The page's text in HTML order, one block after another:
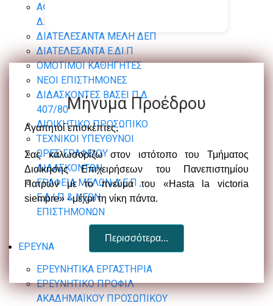
ΑΦΥΠΗΡΕΤΗΣΑΝΤΑ ΜΕΛΗ
Δ.Ε.Π
ΔΙΑΤΕΛΕΣΑΝΤΑ ΜΕΛΗ ΔΕΠ
ΔΙΑΤΕΛΕΣΑΝΤΑ Ε.ΔΙ.Π
ΟΜΟΤΙΜΟΙ ΚΑΘΗΓΗΤΕΣ
ΝΕΟΙ ΕΠΙΣΤΗΜΟΝΕΣ
ΔΙΔΑΣΚΟΝΤΕΣ ΒΑΣΕΙ Π.Δ.
407/80
ΔΙΟΙΚΗΤΙΚΟ ΠΡΟΣΩΠΙΚΟ
ΤΕΧΝΙΚΟΙ ΥΠΕΥΘΥΝΟΙ
ΩΡΕΣ ΓΡΑΦΕΙΟΥ
ΔΙΔΑΣΚΟΝΤΩΝ
ΓΡΑΦΕΙΑ ΜΕΛΩΝ Δ.Ε.Π ,
Ε.Δ.Ι.Π & ΝΕΩΝ
ΕΠΙΣΤΗΜΟΝΩΝ
ΕΡΕΥΝΑ
ΕΡΕΥΝΗΤΙΚΑ ΕΡΓΑΣΤΗΡΙΑ
ΕΡΕΥΝΗΤΙΚΟ ΠΡΟΦΙΛ
ΑΚΑΔΗΜΑΪΚΟΥ ΠΡΟΣΩΠΙΚΟΥ
Μήνυμα Προέδρου
Αγαπητοί επισκέπτες,
Σας καλωσορίζω στον ιστότοπο του Τμήματος
Διοίκησης Επιχειρήσεων του Πανεπιστημίου
Πατρών με το πνεύμα του «Hasta la victoria
siempre» - μέχρι τη νίκη πάντα.
Περισσότερα...